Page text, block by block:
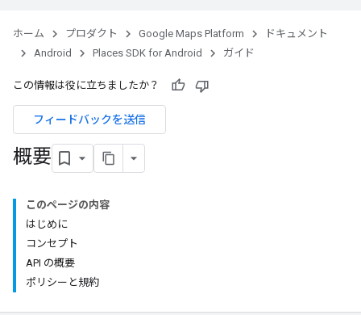
ホーム プロダクト Google Maps Platform
ドキュメント
Android
Places SDK for Android ガイド
この情報は役に立ちましたか？
フィードバックを送信
概要
このページの内容
はじめに
コンセプト
API の概要
ポリシーと規約